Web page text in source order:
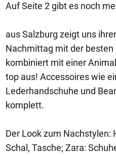
Auf Seite 2 gibt es noch
aus Salzburg zeigt uns
Nachmittag mit der besten
kombiniert mit einer
top aus! Accessoires wie
Lederhandschuhe und
komplett.
Der Look zum Nachstylen:
Schal, Tasche; Zara: